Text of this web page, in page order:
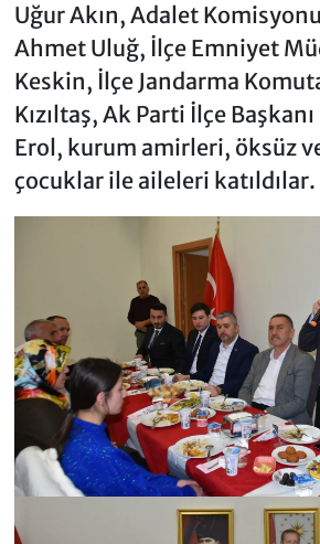
Uğur Akın, Adalet
Ahmet Uluğ, İlçe Emniyet
Keskin, İlçe Jandarma
Kızıltaş, Ak Parti İlçe
Erol, kurum amirleri, öksüz
çocuklar ile aileleri katıldılar.